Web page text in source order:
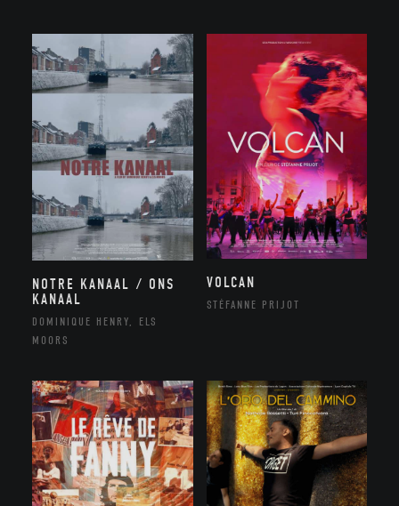
NOTRE KANAAL / ONS
KANAAL
DOMINIQUE HENRY, ELS
MOORS
VOLCAN
STÉFANNE PRIJOT